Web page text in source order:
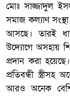
মোঃ সাজ্জাদুল
সমাজ কল্যাণ
আসছে। তারই
উদ্যোগে অসহায়
প্রদান করা
প্রতিবন্ধী
আরও অনেক বেশি